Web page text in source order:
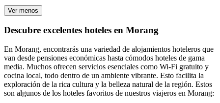
Ver menos
Descubre excelentes hoteles en Morang
En Morang, encontrarás una variedad de alojamientos hoteleros que
van desde pensiones económicas hasta cómodos hoteles de gama
media. Muchos ofrecen servicios esenciales como Wi-Fi gratuito y
cocina local, todo dentro de un ambiente vibrante. Esto facilita la
exploración de la rica cultura y la belleza natural de la región. Estos
son algunos de los hoteles favoritos de nuestros viajeros en Morang: